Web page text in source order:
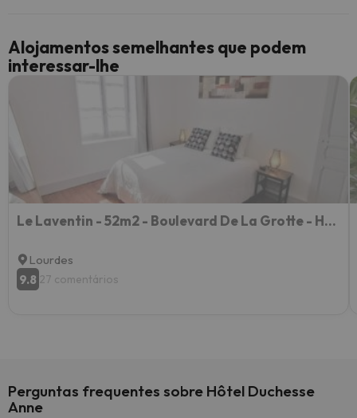
Alojamentos semelhantes que podem
interessar-lhe
Le Laventin - 52m2 - Boulevard De La Grotte - Hyper Centre
Lourdes
9.8 27 comentários
Perguntas frequentes sobre Hôtel Duchesse
Anne